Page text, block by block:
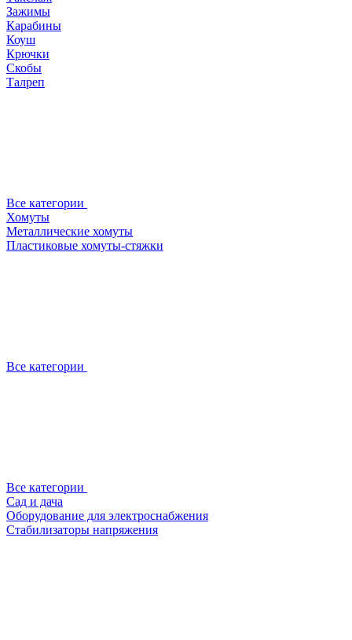
Зажимы
Карабины
Коуш
Крючки
Скобы
Талреп
Все категории
Хомуты
Металлические хомуты
Пластиковые хомуты-стяжки
Все категории
Все категории
Сад и дача
Оборудование для электроснабжения
Стабилизаторы напряжения